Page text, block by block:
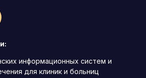
информационных систем и
для клиник и больниц